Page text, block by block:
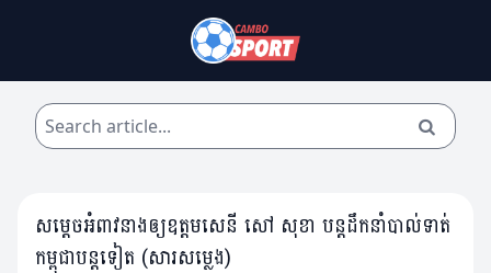
សម្តេចអំពាវនាងឲ្យឧត្តមសេនី សៅ សុខា បន្តដឹកនាំបាល់ទាត់
កម្ពុជាបន្តទៀត (សារសម្លេង)